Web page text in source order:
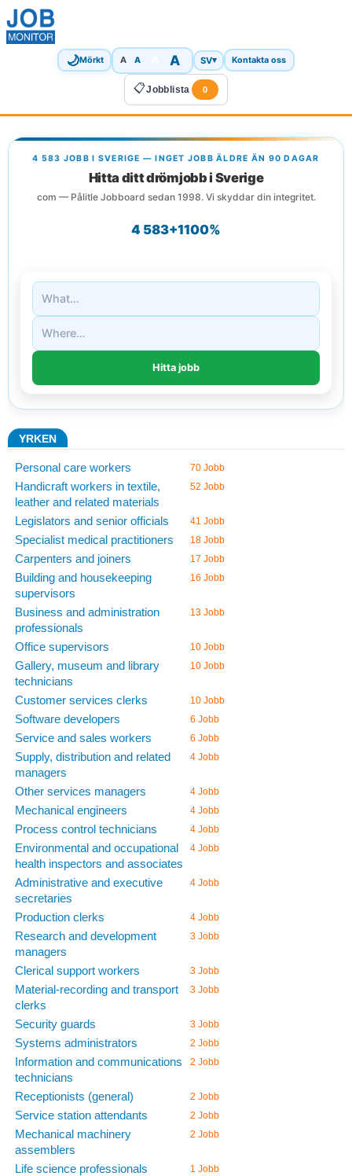
🌙Mörkt A A A SV▾ Kontakta oss
📋Jobblista 0
4 583 JOBB I SVERIGE — INGET JOBB ÄLDRE ÄN 90 DAGAR
Hitta ditt drömjobb i Sverige
com — Pålitle Jobboard sedan 1998. Vi skyddar din integritet.
4 583+1100%
YRKEN
Personal care workers 70 Jobb
Handicraft workers in textile,
leather and related materials
52 Jobb
Legislators and senior officials 41 Jobb
Specialist medical practitioners 18 Jobb
Carpenters and joiners 17 Jobb
Building and housekeeping
supervisors
16 Jobb
Business and administration
professionals
13 Jobb
Office supervisors 10 Jobb
Gallery, museum and library
technicians
10 Jobb
Customer services clerks 10 Jobb
Software developers 6 Jobb
Service and sales workers 6 Jobb
Supply, distribution and related
managers
4 Jobb
Other services managers 4 Jobb
Mechanical engineers 4 Jobb
Process control technicians 4 Jobb
Environmental and occupational
health inspectors and associates
4 Jobb
Administrative and executive
secretaries
4 Jobb
Production clerks 4 Jobb
Research and development
managers
3 Jobb
Clerical support workers 3 Jobb
Material-recording and transport
clerks
3 Jobb
Security guards 3 Jobb
Systems administrators 2 Jobb
Information and communications
technicians
2 Jobb
Receptionists (general) 2 Jobb
Service station attendants 2 Jobb
Mechanical machinery
assemblers
2 Jobb
Life science professionals 1 Jobb